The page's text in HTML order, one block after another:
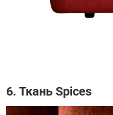
6. Ткань Spices